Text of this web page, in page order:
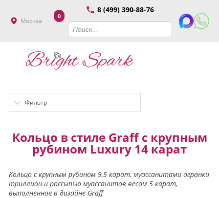
Москва
8 (499) 390-88-76
0
Фильтр
Кольцо в стиле Graff с крупным
рубином Luxury 14 карат
Кольцо с крупным рубином 9,5 карат, муассанитами огранки
триллион и россыпью муассанитов весом 5 карат,
выполненное в дизайне Graff